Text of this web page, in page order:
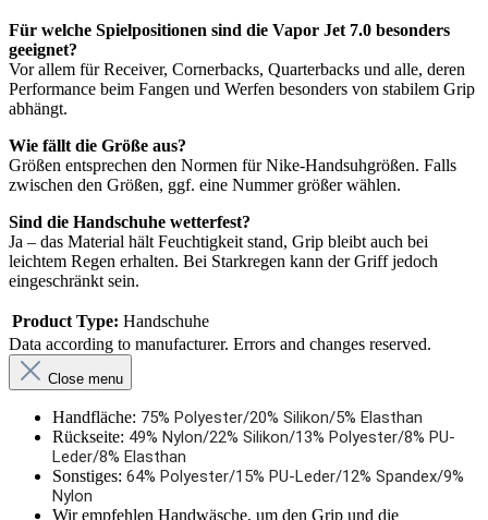
Für welche Spielpositionen sind die Vapor Jet 7.0 besonders
geeignet?
Vor allem für Receiver, Cornerbacks, Quarterbacks und alle, deren
Performance beim Fangen und Werfen besonders von stabilem Grip
abhängt.
Wie fällt die Größe aus?
Größen entsprechen den Normen für Nike-Handsuhgrößen. Falls
zwischen den Größen, ggf. eine Nummer größer wählen.
Sind die Handschuhe wetterfest?
Ja – das Material hält Feuchtigkeit stand, Grip bleibt auch bei
leichtem Regen erhalten. Bei Starkregen kann der Griff jedoch
eingeschränkt sein.
Product Type: Handschuhe
Data according to manufacturer. Errors and changes reserved.
Close menu
Handfläche: 75% Polyester/20% Silikon/5% Elasthan
Rückseite: 49% Nylon/22% Silikon/13% Polyester/8% PU-
Leder/8% Elasthan
Sonstiges: 64% Polyester/15% PU-Leder/12% Spandex/9%
Nylon
Wir empfehlen Handwäsche, um den Grip und die